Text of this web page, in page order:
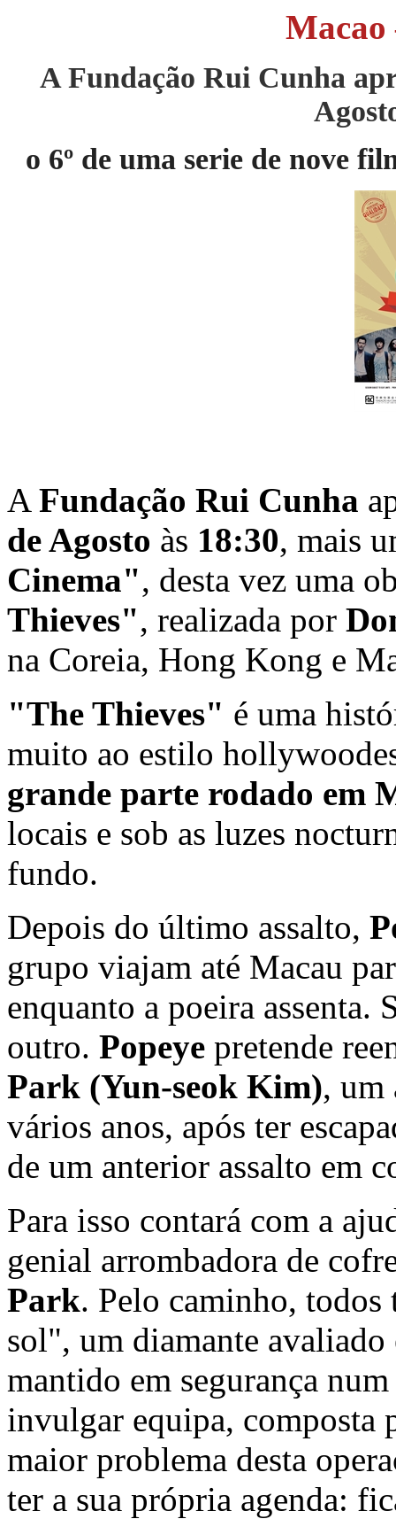
Macao
A Fundação Rui Cunha
o 6º de uma serie de nove
A Fundação Rui Cunha
de Agosto às 18:30, mais
Cinema", desta vez uma
Thieves", realizada por
na Coreia, Hong Kong e
"The Thieves" é uma
muito ao estilo
grande parte rodado em
locais e sob as luzes
fundo.
Depois do último assalto,
grupo viajam até Macau
enquanto a poeira assenta.
outro. Popeye pretende
Park (Yun-seok Kim), um
vários anos, após ter
de um anterior assalto em
Para isso contará com a
genial arrombadora de
Park. Pelo caminho,
sol", um diamante
mantido em segurança
invulgar equipa, composta
maior problema desta
ter a sua própria agenda: